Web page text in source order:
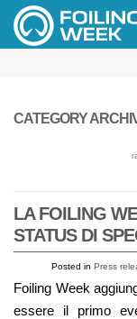
// PINGDOM
CATEGORY
LA FOILING
STATUS DI
Posted in Press
Foiling Week
essere il primo